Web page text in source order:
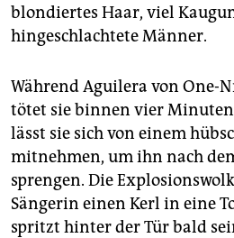
blondiertes Haar, viel
hingeschlachtete Männer.
Während Aguilera von One-
tötet sie binnen vier Minuten
lässt sie sich von einem
mitnehmen, um ihn nach
sprengen. Die
Sängerin einen Kerl in eine
spritzt hinter der Tür bald